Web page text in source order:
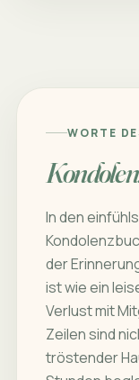
WORTE
In den
der
ist wie ein
Verlust mit
Zeilen sind
tröstender